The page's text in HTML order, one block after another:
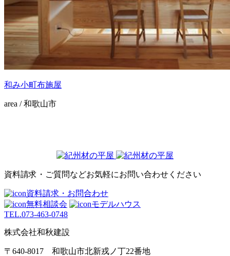
和み小町布施屋
area / 和歌山市
資料請求・ご質問などお気軽にお問い合わせください
資料請求・お問合わせ
無料相談会
モデルハウス
TEL.073-463-0748
株式会社和秋建設
〒640-8017 和歌山市北新戎ノ丁22番地